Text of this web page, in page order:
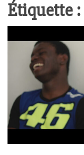
Étiquette :